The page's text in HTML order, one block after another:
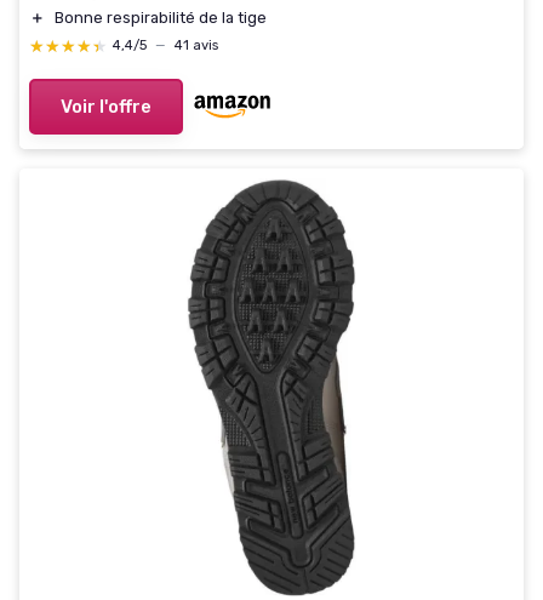
＋
Bonne respirabilité de la tige
★★★★★
★★★★★ 4,4/5 — 41 avis
Voir l'offre